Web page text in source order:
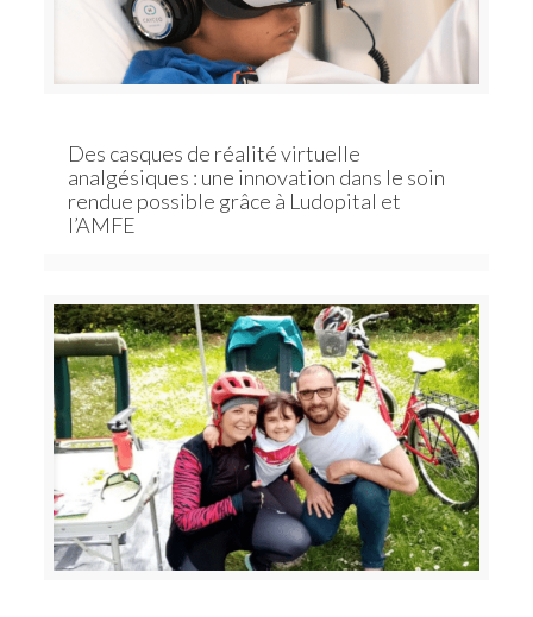
Des casques de réalité virtuelle
analgésiques : une innovation dans le soin
rendue possible grâce à Ludopital et
l’AMFE